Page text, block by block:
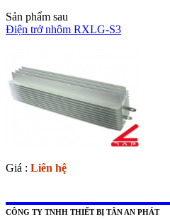
Sản phẩm sau
Điện trở nhôm RXLG-S3
Giá : Liên hệ
CÔNG TY TNHH THIẾT BỊ TÂN AN PHÁT